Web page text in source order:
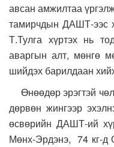
авсан амжилтаа
тамирчдын ДАШТ-ээс
Т.Тулга хүртэх нь
аваргын алт, мөнгө
шийдэх барилдаан
Өнөөдөр эрэгтэй
дөрвөн жингээр
өсвөрийн ДАШТ-ий
Мөнх-Эрдэнэ, 74 кг-д